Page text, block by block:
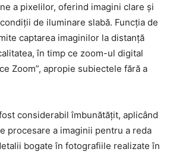
a pixelilor, oferind imagini clare și
de iluminare slabă. Funcția de
captarea imaginilor la distanță
în timp ce zoom-ul digital
Zoom”, apropie subiectele fără a
considerabil îmbunătățit, aplicând
procesare a imaginii pentru a reda
bogate în fotografiile realizate în